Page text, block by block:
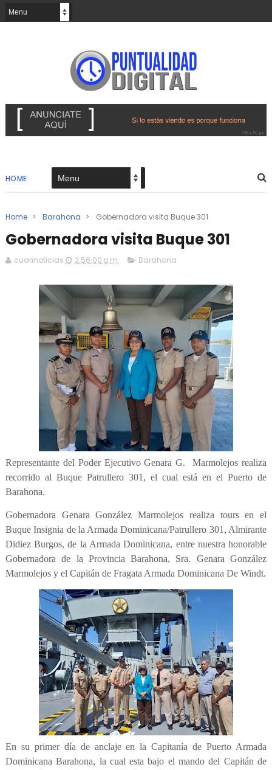
HOME
Home > Barahona > Gobernadora visita Buque 301
Gobernadora visita Buque 301
cuarinoticias 2:56:00 p.m. Barahona
Representante del Poder Ejecutivo Genara G. Marmolejos realiza
recorrido al Buque Patrullero 301, el cual está en el Puerto de
Barahona.
Gobernadora Genara González Marmolejos realiza tours en el
Buque Insignia de la Armada Dominicana/Patrullero 301, Almirante
Didiez Burgos, de la Armada Dominicana, entre nuestra honorable
Gobernadora de la Provincia Barahona, Sra. Genara González
Marmolejos y el Capitán de Fragata Armada Dominicana De Windt.
En su primer día de anclaje en la Capitanía de Puerto Armada
Dominicana Barahona, la cual esta bajo el mando del Capitán de